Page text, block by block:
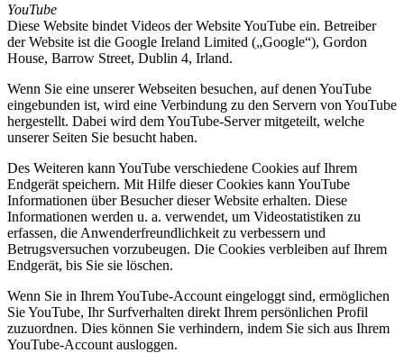
YouTube
Diese Website bindet Videos der Website YouTube ein. Betreiber
der Website ist die Google Ireland Limited („Google“), Gordon
House, Barrow Street, Dublin 4, Irland.
Wenn Sie eine unserer Webseiten besuchen, auf denen YouTube
eingebunden ist, wird eine Verbindung zu den Servern von YouTube
hergestellt. Dabei wird dem YouTube-Server mitgeteilt, welche
unserer Seiten Sie besucht haben.
Des Weiteren kann YouTube verschiedene Cookies auf Ihrem
Endgerät speichern. Mit Hilfe dieser Cookies kann YouTube
Informationen über Besucher dieser Website erhalten. Diese
Informationen werden u. a. verwendet, um Videostatistiken zu
erfassen, die Anwenderfreundlichkeit zu verbessern und
Betrugsversuchen vorzubeugen. Die Cookies verbleiben auf Ihrem
Endgerät, bis Sie sie löschen.
Wenn Sie in Ihrem YouTube-Account eingeloggt sind, ermöglichen
Sie YouTube, Ihr Surfverhalten direkt Ihrem persönlichen Profil
zuzuordnen. Dies können Sie verhindern, indem Sie sich aus Ihrem
YouTube-Account ausloggen.